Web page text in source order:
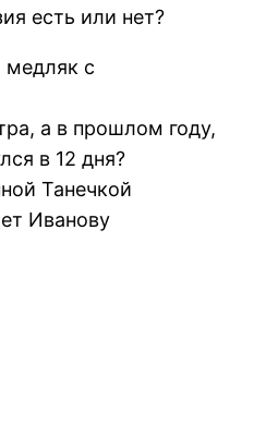
есть или нет?
медляк с
а в прошлом году,
в 12 дня?
Танечкой
Иванову